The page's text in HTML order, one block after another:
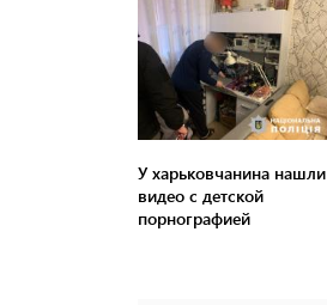
У харьковчанина нашли
видео с детской
порнографией